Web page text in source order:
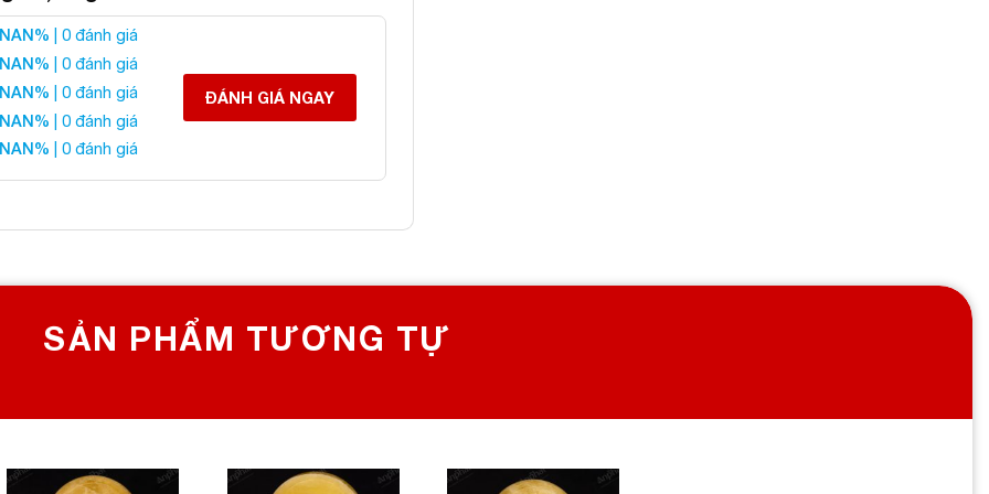
Thạch Anh Vàng
liên hệ:
SỐ 1 VỀ ĐÁ PHONG THỦY
NAN% | 0 đánh giá
NAN% | 0 đánh giá
NAN% | 0 đánh giá
NAN% | 0 đánh giá
NAN% | 0 đánh giá
ĐÁNH GIÁ NGAY
SẢN PHẨM TƯƠNG TỰ